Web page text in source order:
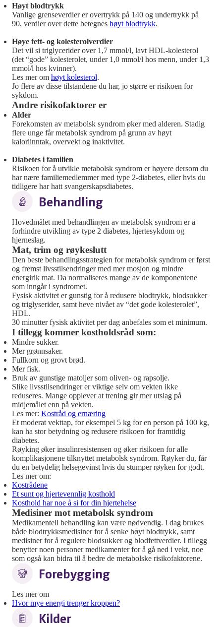
Høyt blodtrykk
Vanlige grenseverdier er overtrykk på 140 og undertrykk på
90, verdier over dette betegnes høyt blodtrykk.
Høye fett- og kolesterolverdier
Det vil si triglycerider over 1,7 mmol/l, lavt HDL-kolesterol
(det “gode” kolesterolet, under 1,0 mmol/l hos menn, under 1,3
mmol/l hos kvinner).
Les mer om høyt kolesterol.
Jo flere av disse tilstandene du har, jo større er risikoen for
sykdom.
Andre risikofaktorer er
Alder
Forekomsten av metabolsk syndrom øker med alderen. Stadig
flere unge får metabolsk syndrom på grunn av høyt
kaloriinntak, overvekt og inaktivitet.
Diabetes i familien
Risikoen for å utvikle metabolsk syndrom er høyere dersom du
har nære familiemedlemmer med type 2-diabetes, eller hvis du
tidligere har hatt svangerskapsdiabetes.
Behandling
Hovedmålet med behandlingen av metabolsk syndrom er å
forhindre utvikling av type 2 diabetes, hjertesykdom og
hjerneslag.
Mat, trim og røykeslutt
Den beste behandlingsstrategien for metabolsk syndrom er først
og fremst livsstilsendringer med mer mosjon og mindre
energirik mat. Da normaliseres mange av de komponentene
som inngår i syndromet.
Fysisk aktivitet er gunstig for å redusere blodtrykk, blodsukker
og triglyserider, samt heve nivået av “det gode kolesterolet”,
HDL.
30 minutter fysisk aktivitet per dag anbefales som et minimum.
I tillegg kommer kostholdsråd som:
Mindre sukker.
Mer grønnsaker.
Fullkorn og grovt brød.
Mer fisk.
Bruk av gunstige matoljer som oliven- og rapsolje.
Slike livsstilsendringer er viktige selv om vekten ikke
reduseres. Mange opplever at trening gir mer utslag på
midjemålet enn på vekten.
Les mer: Kostråd og ernæring
Et moderat vekttap, for eksempel 5 kg for en person på 100 kg,
kan ha stor betydning og redusere risikoen for framtidig
diabetes.
Røyking øker insulinresistensen og øker risikoen for alle
komplikasjonene tilknyttet metabolsk syndrom. Røyker du, får
du en betydelig helsegevinst hvis du stumper røyken for godt.
Les mer om:
Kostrådene
Et sunt og hjertevennlig kosthold
Kosthold har noe å si for din hjertehelse
Medisiner mot metabolsk syndrom
Medikamentell behandling kan være nødvendig. I dag brukes
både blodtrykksmedisiner for å senke høyt blodtrykk, samt
medisiner for å regulere blodsukker og blodfettverdier. I tillegg
benytter noen personer medikamenter for å gå ned i vekt, noe
som også kan bidra til å bedre de metabolske risikofaktorene.
Forebygging
Les mer om
Hvor mye energi trenger kroppen?
Kilder